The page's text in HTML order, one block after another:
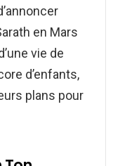
en Mars
vie de
d’enfants,
plans pour